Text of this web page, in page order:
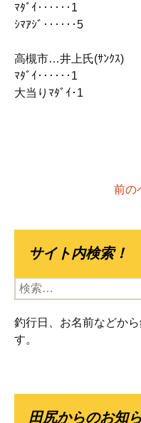
ﾏﾀﾞｲ‥‥‥1
ｼﾏｱｼﾞ‥‥‥5
高槻市…井上氏(ｻﾝｸｽ)
ﾏﾀﾞｲ‥‥‥1
大当りﾏﾀﾞｲ･1
前の
サイト内検索！
検
索:
釣行日、お名前などか
す。
田尻からのお知